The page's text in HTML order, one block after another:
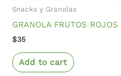
Snacks y Granolas
GRANOLA FRUTOS ROJOS
$35
Add to cart